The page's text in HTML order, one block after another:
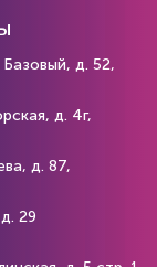
Базовый, д. 52,
д. 4г,
д. 87,
29